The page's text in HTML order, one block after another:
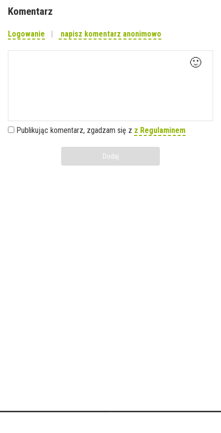
Komentarz
Logowanie napisz komentarz anonimowo
🙂
Publikując komentarz, zgadzam się z z Regulaminem
Dodaj